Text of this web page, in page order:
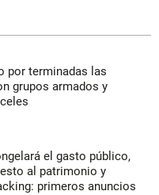
por terminadas las
grupos armados y
el gasto público,
al patrimonio y
primeros anuncios